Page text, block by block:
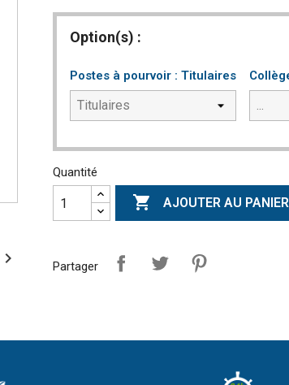

Option(s) :
Postes à pourvoir : Titulaires
Quantité
 AJOUTER AU PANIER
Partager